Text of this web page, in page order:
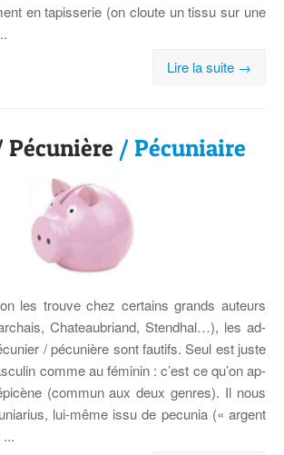
en ta­pis­se­rie (on cloute un tissu sur une
Lire la suite →
Pécunière / Pécuniaire
les trouve chez cer­tains grands au­teurs
Cha­teau­briand, Sten­dhal…), les ad­
/ pé­cu­nière sont fau­tifs. Seul est juste
comme au fé­mi­nin : c’est ce qu’on ap­
(com­mun aux deux genres). Il nous
lui-même issu de pe­cu­nia (« ar­gent